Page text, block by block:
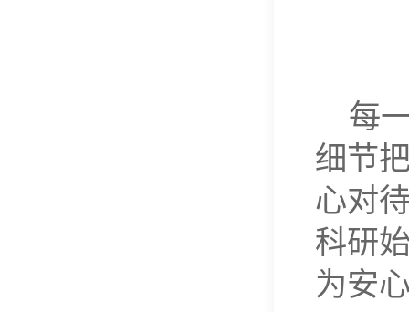
每
细节
心对
科研
为安